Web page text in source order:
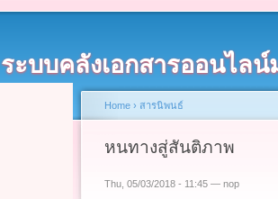
ระบบคลังเอกสารออนไล
Home › สารนิพนธ์
หนทางสู่สันติภาพ
Thu, 05/03/2018 - 11:45 — nop